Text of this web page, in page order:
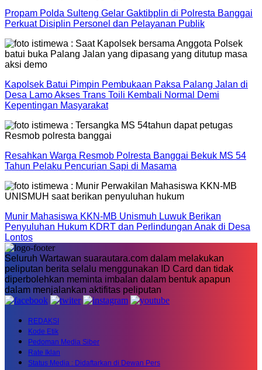
Propam Polda Sulteng Gelar Gaktibplin di Polresta Banggai
Perkuat Disiplin Personel dan Pelayanan Publik
Kapolsek Batui Pimpin Pembukaan Paksa Palang Jalan di
Desa Lamo Akses Trans Toili Kembali Normal Demi
Kepentingan Masyarakat
Resahkan Warga Resmob Polresta Banggai Bekuk MS 54
Tahun Pelaku Pencurian Sapi di Masama
Munir Mahasiswa KKN-MB Unismuh Luwuk Berikan
Penyuluhan Hukum KDRT dan Perlindungan Anak di Desa
Lontos
Seluruh Wartawan suarautara.com dalam melakukan
peliputan berita selalu menggunakan ID Card dan tidak
diperbolehkan meminta imbalan dalam bentuk apapun
dalam menjalankan aktifitas peliputan
REDAKSI
Kode Etik
Pedoman Media Siber
Rate Iklan
Status Media : Didaftarkan di Dewan Pers